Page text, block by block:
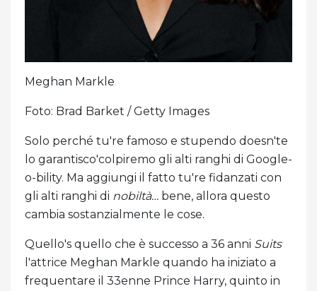
Meghan Markle
Foto: Brad Barket / Getty Images
Solo perché tu're famoso e stupendo doesn'te
lo garantisco'colpiremo gli alti ranghi di Google-
o-bility. Ma aggiungi il fatto tu're fidanzati con
gli alti ranghi di nobiltà… bene, allora questo
cambia sostanzialmente le cose.
Quello's quello che è successo a 36 anni Suits
l'attrice Meghan Markle quando ha iniziato a
frequentare il 33enne Prince Harry, quinto in